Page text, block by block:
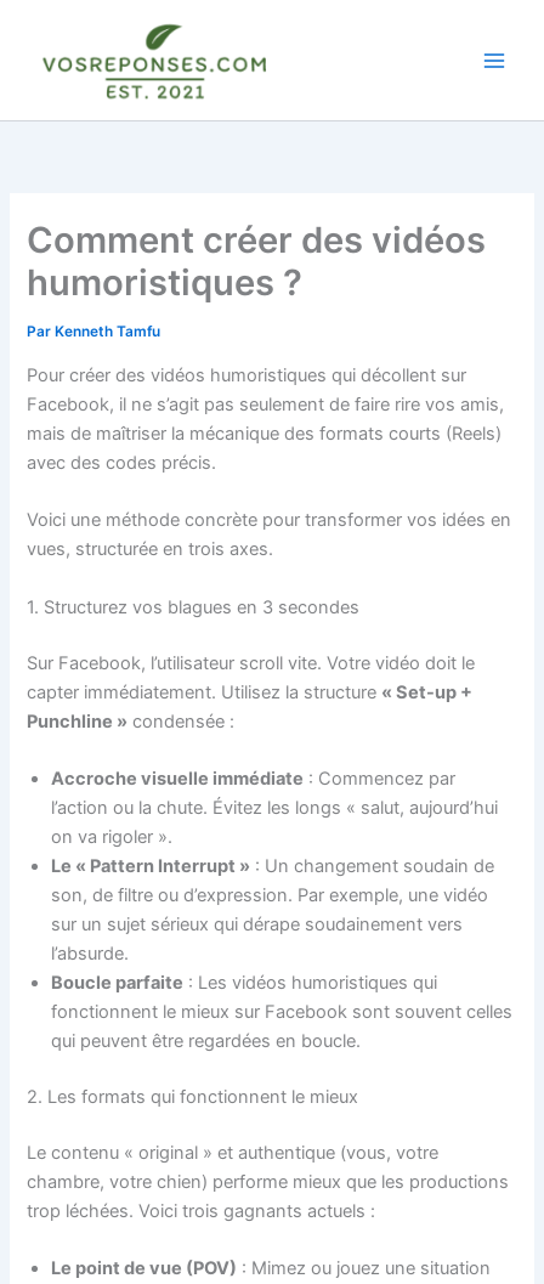
contenu
Comment créer des vidéos
humoristiques ?
Par Kenneth Tamfu
Pour créer des vidéos humoristiques qui décollent sur
Facebook, il ne s’agit pas seulement de faire rire vos amis,
mais de maîtriser la mécanique des formats courts (Reels)
avec des codes précis.
Voici une méthode concrète pour transformer vos idées en
vues, structurée en trois axes.
1. Structurez vos blagues en 3 secondes
Sur Facebook, l’utilisateur scroll vite. Votre vidéo doit le
capter immédiatement. Utilisez la structure « Set-up +
Punchline » condensée :
Accroche visuelle immédiate : Commencez par
l’action ou la chute. Évitez les longs « salut, aujourd’hui
on va rigoler ».
Le « Pattern Interrupt » : Un changement soudain de
son, de filtre ou d’expression. Par exemple, une vidéo
sur un sujet sérieux qui dérape soudainement vers
l’absurde.
Boucle parfaite : Les vidéos humoristiques qui
fonctionnent le mieux sur Facebook sont souvent celles
qui peuvent être regardées en boucle.
2. Les formats qui fonctionnent le mieux
Le contenu « original » et authentique (vous, votre
chambre, votre chien) performe mieux que les productions
trop léchées. Voici trois gagnants actuels :
Le point de vue (POV) : Mimez ou jouez une situation